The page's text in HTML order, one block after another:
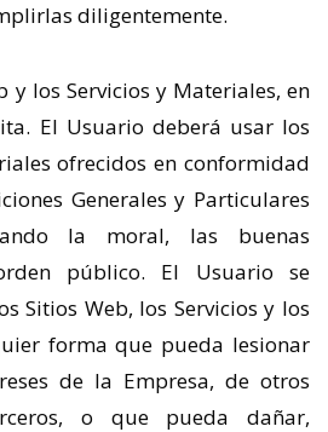
diligentemente.
y los Servicios y Materiales, en
El Usuario deberá usar los
ofrecidos en conformidad
Generales y Particulares
la moral, las buenas
público. El Usuario se
Sitios Web, los Servicios y los
forma que pueda lesionar
de la Empresa, de otros
o que pueda dañar,